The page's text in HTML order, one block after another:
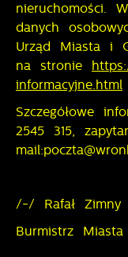
nieruchomości.
danych
Urząd Miasta i
na stronie
informacyjne.html
Szczegółowe
2545 315,
/-/ Rafał Zimny
Burmistrz